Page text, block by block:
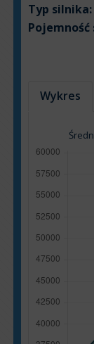
Typ silnika:
Wykres